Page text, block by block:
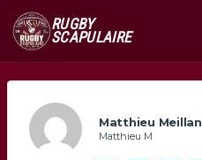
RUGBY
SCAPULAIRE
Matthieu Meillan
Matthieu M